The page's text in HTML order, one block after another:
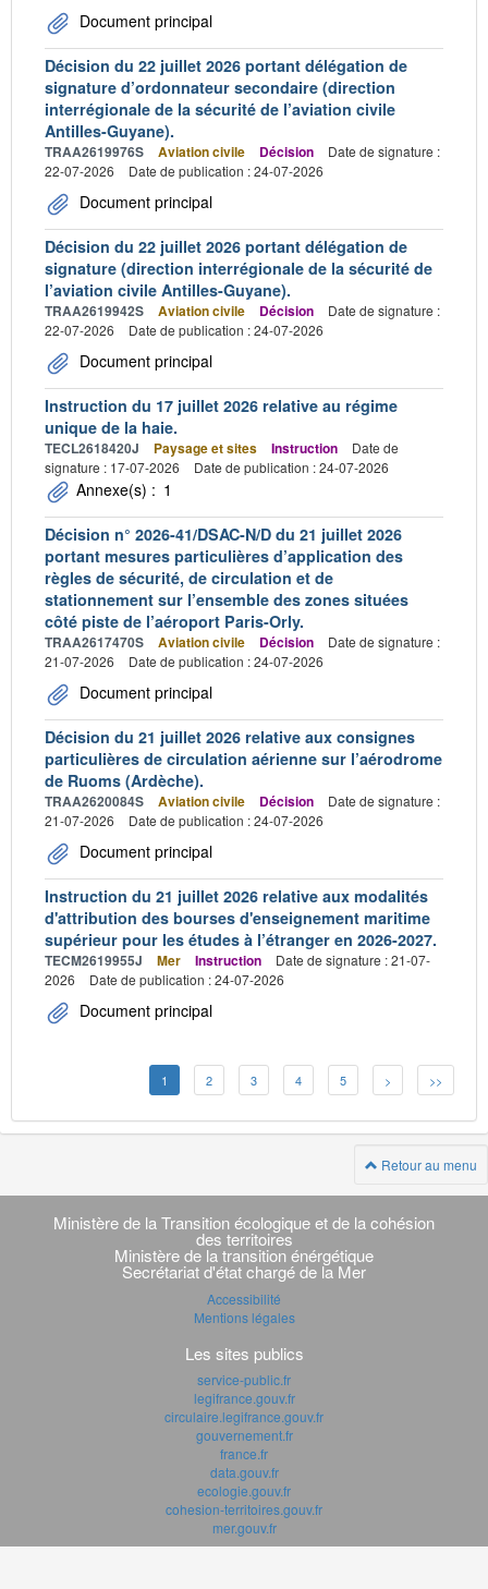
Document principal
Décision du 22 juillet 2026 portant délégation de
signature d’ordonnateur secondaire (direction
interrégionale de la sécurité de l’aviation civile
Antilles-Guyane).
TRAA2619976S Aviation civile Décision
Date de signature :
22-07-2026
Date de publication : 24-07-2026
Document principal
Décision du 22 juillet 2026 portant délégation de
signature (direction interrégionale de la sécurité de
l’aviation civile Antilles-Guyane).
TRAA2619942S Aviation civile Décision
Date de signature :
22-07-2026
Date de publication : 24-07-2026
Document principal
Instruction du 17 juillet 2026 relative au régime
unique de la haie.
TECL2618420J Paysage et sites Instruction
Date de
signature : 17-07-2026
Date de publication : 24-07-2026
Annexe(s) : 1
Décision n° 2026-41/DSAC-N/D du 21 juillet 2026
portant mesures particulières d’application des
règles de sécurité, de circulation et de
stationnement sur l’ensemble des zones situées
côté piste de l’aéroport Paris-Orly.
TRAA2617470S Aviation civile Décision
Date de signature :
21-07-2026
Date de publication : 24-07-2026
Document principal
Décision du 21 juillet 2026 relative aux consignes
particulières de circulation aérienne sur l’aérodrome
de Ruoms (Ardèche).
TRAA2620084S Aviation civile Décision
Date de signature :
21-07-2026
Date de publication : 24-07-2026
Document principal
Instruction du 21 juillet 2026 relative aux modalités
d'attribution des bourses d'enseignement maritime
supérieur pour les études à l’étranger en 2026-2027.
TECM2619955J Mer Instruction
Date de signature : 21-07-
2026
Date de publication : 24-07-2026
Document principal
1 2 3 4 5 > >>
Retour au menu
Navigation
transverse
Ministère de la Transition écologique et de la cohésion
des territoires
Ministère de la transition énérgétique
Secrétariat d'état chargé de la Mer
Accessibilité
Mentions légales
Les sites publics
service-public.fr
legifrance.gouv.fr
circulaire.legifrance.gouv.fr
gouvernement.fr
france.fr
data.gouv.fr
ecologie.gouv.fr
cohesion-territoires.gouv.fr
mer.gouv.fr